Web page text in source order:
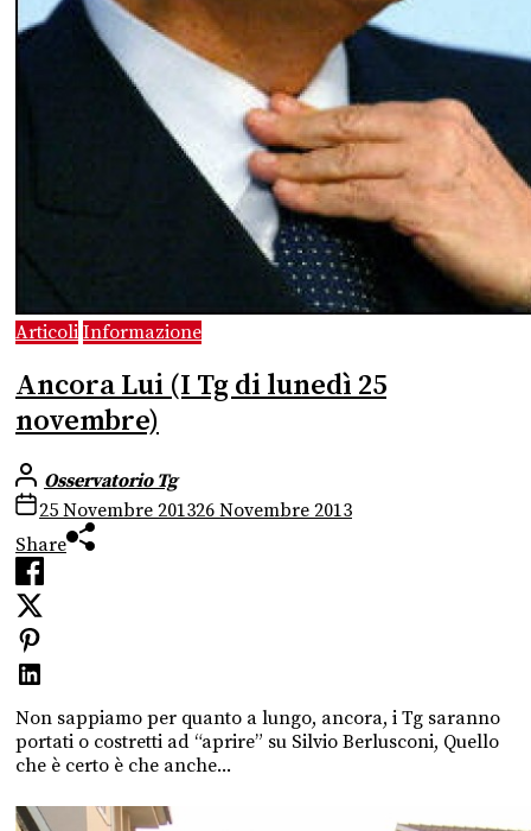
Articoli Informazione
Ancora Lui (I Tg di lunedì 25
novembre)
Osservatorio Tg
25 Novembre 201326 Novembre 2013
Share
Non sappiamo per quanto a lungo, ancora, i Tg saranno
portati o costretti ad “aprire” su Silvio Berlusconi, Quello
che è certo è che anche...